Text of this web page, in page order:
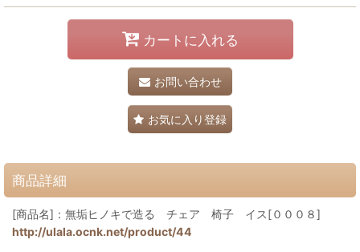
カートに入れる
お問い合わせ
お気に入り登録
商品詳細
[商品名]：無垢ヒノキで造る チェア 椅子 イス[０００８]
http://ulala.ocnk.net/product/44